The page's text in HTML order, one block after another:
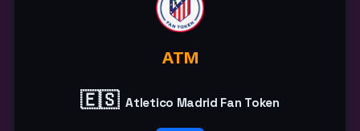
ATM
🇪🇸 Atletico Madrid Fan Token